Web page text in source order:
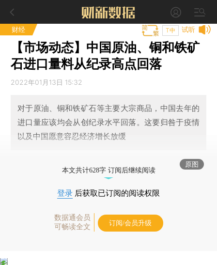
财经 试听
T中
【市场动态】中国原油、铜和铁矿
石进口量料从纪录高点回落
2022年01月13日 15:32
对于原油、铜和铁矿石等主要大宗商品，中国去年的
进口量应该均会从创纪录水平回落。这要归咎于疫情
以及中国愿意容忍经济增长放缓
原图
本文共计628字 订阅后继续阅读
登录 后获取已订阅的阅读权限
数据通会员
可畅读全文
订阅/会员升级